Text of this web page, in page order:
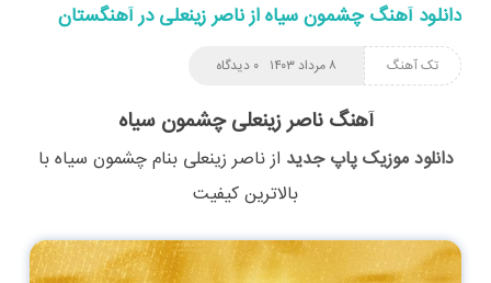
دانلود آهنگ چشمون سیاه از ناصر زینعلی در آهنگستان
تک آهنگ ۰ دیدگاه ۸ مرداد ۱۴۰۳
آهنگ ناصر زینعلی چشمون سیاه
دانلود موزیک پاپ جدید ازناصر زینعلیبنامچشمون سیاهبا
بالاترین کیفیت